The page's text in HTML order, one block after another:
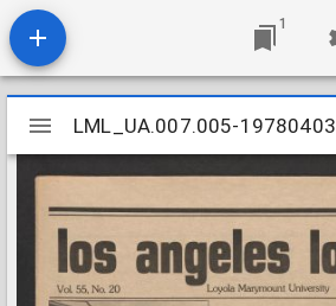
1
Mirador
viewer
LML_UA.007.005-19780403
LML_UA.007.005-19780403